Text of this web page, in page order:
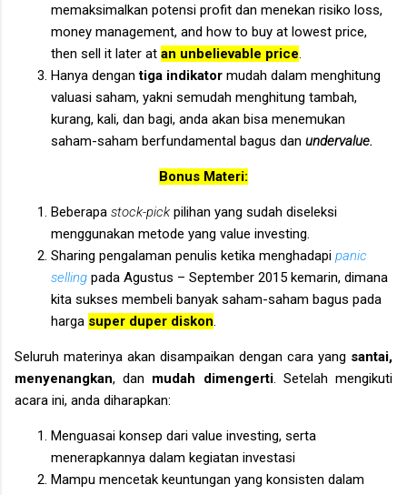
memaksimalkan potensi profit dan menekan risiko loss,
money management, and how to buy at lowest price,
then sell it later at an unbelievable price.
Hanya dengan tiga indikator mudah dalam menghitung
valuasi saham, yakni semudah menghitung tambah,
kurang, kali, dan bagi, anda akan bisa menemukan
saham-saham berfundamental bagus dan undervalue.
Bonus Materi:
Beberapa stock-pick pilihan yang sudah diseleksi
menggunakan metode yang value investing.
Sharing pengalaman penulis ketika menghadapi panic
selling pada Agustus – September 2015 kemarin, dimana
kita sukses membeli banyak saham-saham bagus pada
harga super duper diskon.
Seluruh materinya akan disampaikan dengan cara yang santai,
menyenangkan, dan mudah dimengerti. Setelah mengikuti
acara ini, anda diharapkan:
Menguasai konsep dari value investing, serta
menerapkannya dalam kegiatan investasi
Mampu mencetak keuntungan yang konsisten dalam